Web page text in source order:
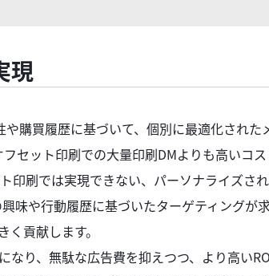
現
購買履歴に基づいて、個別に最適化された
セット印刷での大量印刷DMよりも高いコ
印刷では実現できない、パーソナライズさ
味や行動履歴に基づいたターゲティングが
貢献します。
り、無駄な広告費を抑えつつ、より高い